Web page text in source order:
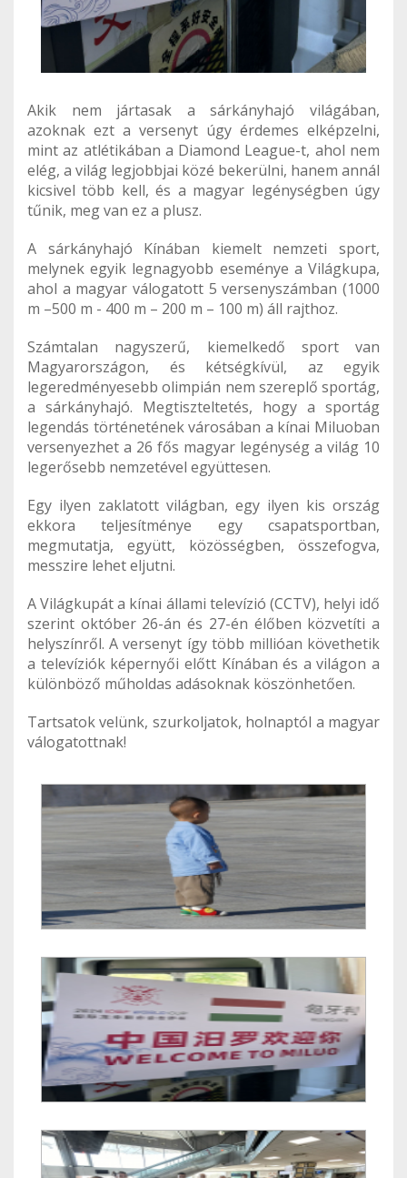
Akik nem jártasak a sárkányhajó világában,
azoknak ezt a versenyt úgy érdemes elképzelni,
mint az atlétikában a Diamond League-t, ahol nem
elég, a világ legjobbjai közé bekerülni, hanem annál
kicsivel több kell, és a magyar legénységben úgy
tűnik, meg van ez a plusz.
A sárkányhajó Kínában kiemelt nemzeti sport,
melynek egyik legnagyobb eseménye a Világkupa,
ahol a magyar válogatott 5 versenyszámban (1000
m –500 m - 400 m – 200 m – 100 m) áll rajthoz.
Számtalan nagyszerű, kiemelkedő sport van
Magyarországon, és kétségkívül, az egyik
legeredményesebb olimpián nem szereplő sportág,
a sárkányhajó. Megtiszteltetés, hogy a sportág
legendás történetének városában a kínai Miluoban
versenyezhet a 26 fős magyar legénység a világ 10
legerősebb nemzetével együttesen.
Egy ilyen zaklatott világban, egy ilyen kis ország
ekkora teljesítménye egy csapatsportban,
megmutatja, együtt, közösségben, összefogva,
messzire lehet eljutni.
A Világkupát a kínai állami televízió (CCTV), helyi idő
szerint október 26-án és 27-én élőben közvetíti a
helyszínről. A versenyt így több millióan követhetik
a televíziók képernyői előtt Kínában és a világon a
különböző műholdas adásoknak köszönhetően.
Tartsatok velünk, szurkoljatok, holnaptól a magyar
válogatottnak!